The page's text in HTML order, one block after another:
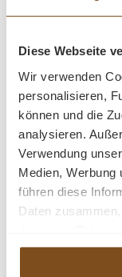
Diese Webseite
Wir verwenden
personalisieren,
können und die
analysieren.
Verwendung
Medien, Werbung
führen diese
Daten
haben.
Rabatt